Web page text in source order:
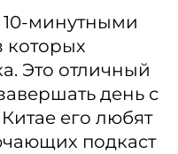
10-минутными
которых
Это отличный
день с
его любят
подкаст